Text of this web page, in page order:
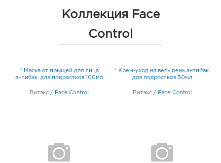
Коллекция Face
Control
* Маска от прыщей для лица
антибак. для подростков 100мл
Витэкс / Face Control
* Крем-уход на весь день антибак.
для подростков 50мл
Витэкс / Face Control